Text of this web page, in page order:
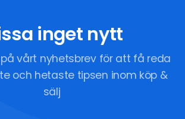
inget nytt
vårt nyhetsbrev för att få reda
och hetaste tipsen inom köp &
sälj